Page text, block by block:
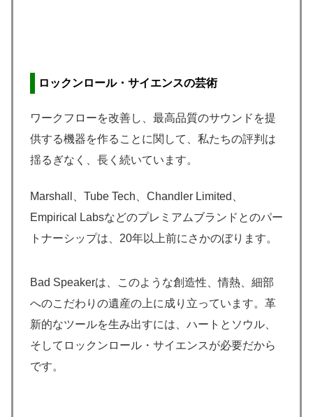
ロックンロール・サイエンスの芸術
ワークフローを改善し、最高品質のサウンドを提
供する機器を作ることに関して、私たちの評判は
揺るぎなく、長く続いています。
Marshall、Tube Tech、Chandler Limited、
Empirical Labsなどのプレミアムブランドとのパー
トナーシップは、20年以上前にさかのぼります。
Bad Speakerは、このような創造性、情熱、細部
へのこだわりの遺産の上に成り立っています。革
新的なツールを生み出すには、ハートとソウル、
そしてロックンロール・サイエンスが必要だから
です。